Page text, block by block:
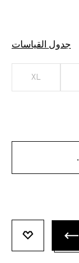
جدول القياسات
XL